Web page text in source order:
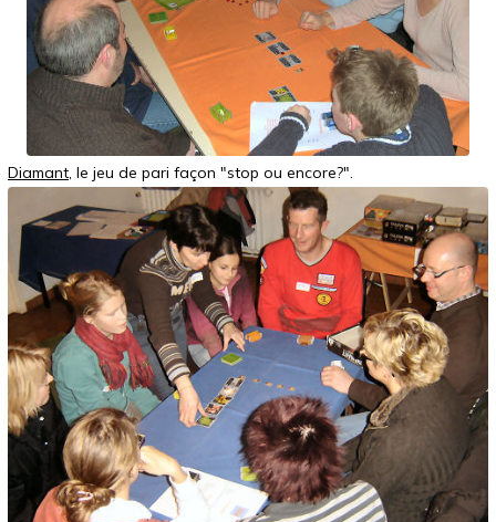
Diamant, le jeu de pari façon "stop ou encore?".